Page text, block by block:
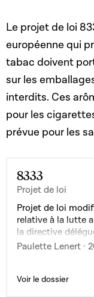
Le projet de loi
européenne qui
tabac doivent
sur les
interdits. Ces
pour les
prévue pour les
8333
Projet de loi
Projet de loi
relative à la lutte
la directive
du 29 juin 2022
tabac chauffés
Paulette Lenert ·
Voir le dossier